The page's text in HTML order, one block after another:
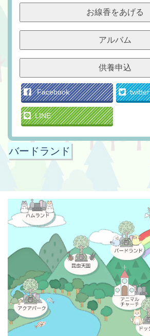
お線香をあげる
アルバム
供養申込
Facebook twitter
LINE
バードランド